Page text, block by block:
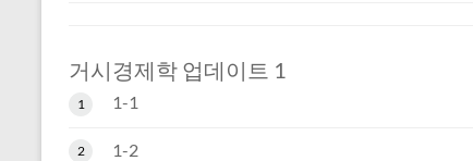
거시경제학 업데이트 1
1 1-1
2 1-2